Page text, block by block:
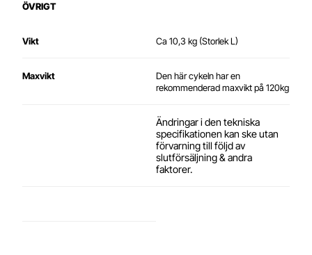
ÖVRIGT
Vikt Ca 10,3 kg (Storlek L)
Maxvikt
Den här cykeln har en
rekommenderad maxvikt på 120kg
Ändringar i den tekniska
specifikationen kan ske utan
förvarning till följd av
slutförsäljning & andra
faktorer.